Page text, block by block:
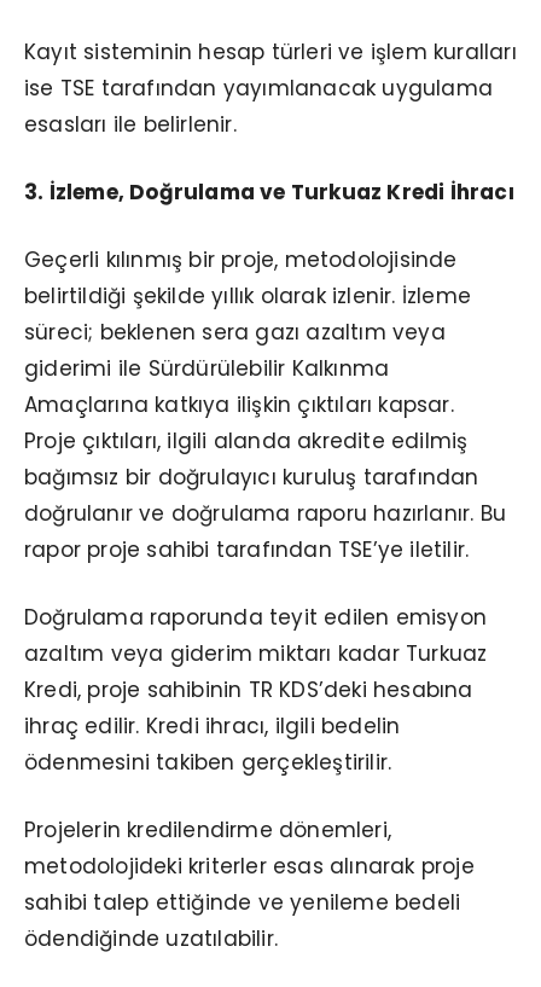
Kayıt sisteminin hesap türleri ve işlem kuralları
ise TSE tarafından yayımlanacak uygulama
esasları ile belirlenir.
3. İzleme, Doğrulama ve Turkuaz Kredi İhracı
Geçerli kılınmış bir proje, metodolojisinde
belirtildiği şekilde yıllık olarak izlenir. İzleme
süreci; beklenen sera gazı azaltım veya
giderimi ile Sürdürülebilir Kalkınma
Amaçlarına katkıya ilişkin çıktıları kapsar.
Proje çıktıları, ilgili alanda akredite edilmiş
bağımsız bir doğrulayıcı kuruluş tarafından
doğrulanır ve doğrulama raporu hazırlanır. Bu
rapor proje sahibi tarafından TSE’ye iletilir.
Doğrulama raporunda teyit edilen emisyon
azaltım veya giderim miktarı kadar Turkuaz
Kredi, proje sahibinin TR KDS’deki hesabına
ihraç edilir. Kredi ihracı, ilgili bedelin
ödenmesini takiben gerçekleştirilir.
Projelerin kredilendirme dönemleri,
metodolojideki kriterler esas alınarak proje
sahibi talep ettiğinde ve yenileme bedeli
ödendiğinde uzatılabilir.